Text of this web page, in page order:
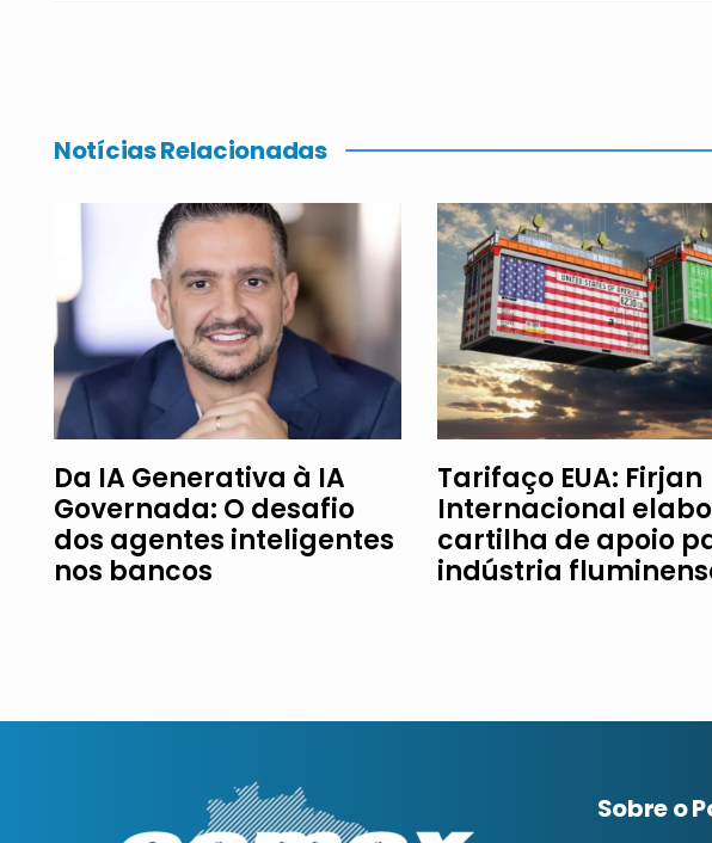
Notícias Relacionadas
Da IA Generativa à IA
Governada: O desafio
dos agentes inteligentes
nos bancos
Tarifaço EUA: Firjan
Internacional
cartilha de apoio
indústria
Sobre o